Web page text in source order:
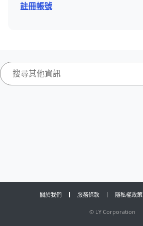
註冊帳號
關於我們 服務條款 隱私權政策
© LY Corporation